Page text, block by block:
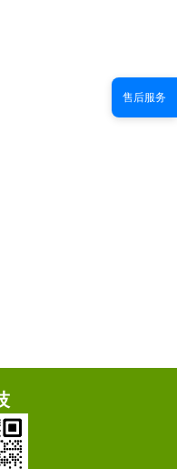
售后服务